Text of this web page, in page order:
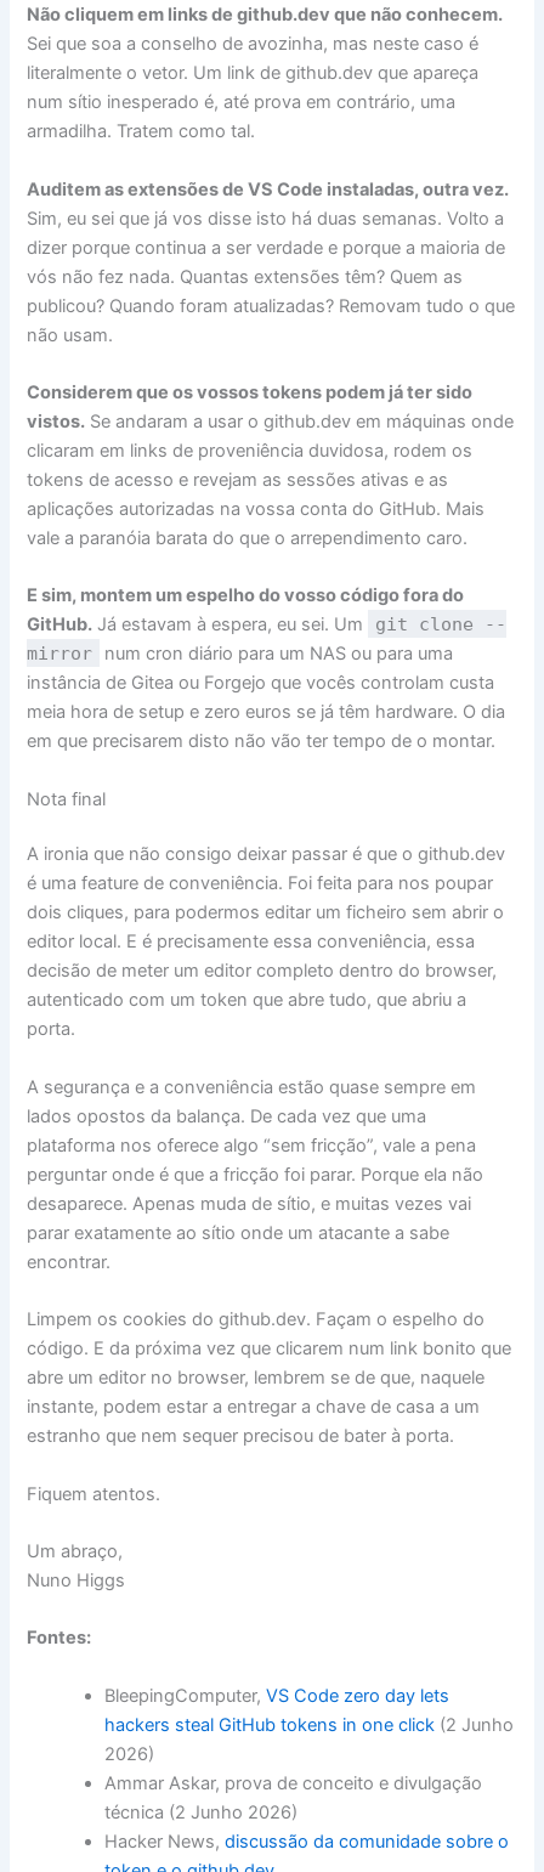
Não cliquem em links de github.dev que não conhecem.
Sei que soa a conselho de avozinha, mas neste caso é
literalmente o vetor. Um link de github.dev que apareça
num sítio inesperado é, até prova em contrário, uma
armadilha. Tratem como tal.
Auditem as extensões de VS Code instaladas, outra vez.
Sim, eu sei que já vos disse isto há duas semanas. Volto a
dizer porque continua a ser verdade e porque a maioria de
vós não fez nada. Quantas extensões têm? Quem as
publicou? Quando foram atualizadas? Removam tudo o que
não usam.
Considerem que os vossos tokens podem já ter sido
vistos. Se andaram a usar o github.dev em máquinas onde
clicaram em links de proveniência duvidosa, rodem os
tokens de acesso e revejam as sessões ativas e as
aplicações autorizadas na vossa conta do GitHub. Mais
vale a paranóia barata do que o arrependimento caro.
E sim, montem um espelho do vosso código fora do
GitHub. Já estavam à espera, eu sei. Um
git clone --
mirror
num cron diário para um NAS ou para uma
instância de Gitea ou Forgejo que vocês controlam custa
meia hora de setup e zero euros se já têm hardware. O dia
em que precisarem disto não vão ter tempo de o montar.
Nota final
A ironia que não consigo deixar passar é que o github.dev
é uma feature de conveniência. Foi feita para nos poupar
dois cliques, para podermos editar um ficheiro sem abrir o
editor local. E é precisamente essa conveniência, essa
decisão de meter um editor completo dentro do browser,
autenticado com um token que abre tudo, que abriu a
porta.
A segurança e a conveniência estão quase sempre em
lados opostos da balança. De cada vez que uma
plataforma nos oferece algo “sem fricção”, vale a pena
perguntar onde é que a fricção foi parar. Porque ela não
desaparece. Apenas muda de sítio, e muitas vezes vai
parar exatamente ao sítio onde um atacante a sabe
encontrar.
Limpem os cookies do github.dev. Façam o espelho do
código. E da próxima vez que clicarem num link bonito que
abre um editor no browser, lembrem se de que, naquele
instante, podem estar a entregar a chave de casa a um
estranho que nem sequer precisou de bater à porta.
Fiquem atentos.
Um abraço,
Nuno Higgs
Fontes:
BleepingComputer,VS Code zero day lets
hackers steal GitHub tokens in one click (2 Junho
2026)
Ammar Askar, prova de conceito e divulgação
técnica (2 Junho 2026)
Hacker News,discussão da comunidade sobre o